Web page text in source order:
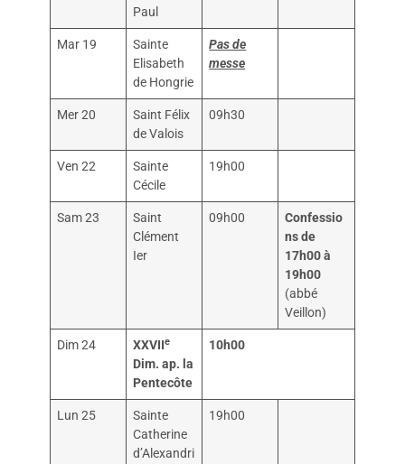
Paul
Mar 19
Sainte
Elisabeth
de Hongrie
Pas de
messe
Mer 20
Saint Félix
de Valois
09h30
Ven 22
Sainte
Cécile
19h00
Sam 23
Saint
Clément
Ier
09h00
Confessio
ns de
17h00 à
19h00
(abbé
Veillon)
Dim 24 XXVIIe
Dim. ap. la
Pentecôte
10h00
Lun 25
Sainte
Catherine
d’Alexandri
19h00